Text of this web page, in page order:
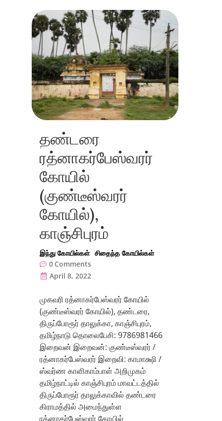
தண்டரை
ரத்னாகர்பேஸ்வரர்
கோயில்
(குண்டீஸ்வரர்
கோயில்),
காஞ்சிபுரம்
இந்து கோயில்கள் சிதைந்த கோயில்கள்
0 Comments
April 8, 2022
முகவரி ரத்னாகர்பேஸ்வரர் கோயில்
(குண்டீஸ்வரர் கோயில்), தண்டரை,
திருப்போரூர் தாலுக்கா, காஞ்சிபுரம்,
தமிழ்நாடு தொலைபேசி: 9786981466
இறைவன் இறைவன்: குண்டீஸ்வரர் /
ரத்னாகர்பேஸ்வரர் இறைவி: காமாக்ஷி /
ஸ்வர்ண காளிகாம்பாள் அறிமுகம்
தமிழ்நாட்டில் காஞ்சிபுரம் மாவட்டத்தில்
திருப்போரூர் தாலுக்காவில் தண்டரை
கிராமத்தில் அமைந்துள்ள
ரத்னாகர்பேஸ்வரர் கோயில்